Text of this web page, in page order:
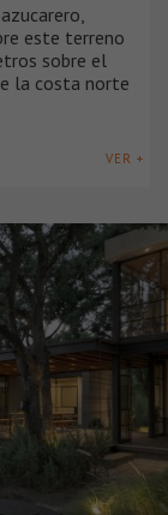
este terreno
sobre el
la costa norte
VER +